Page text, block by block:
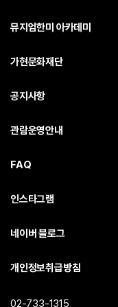
뮤지엄한미 아카데미
가현문화재단
공지사항
관람운영안내
FAQ
인스타그램
네이버 블로그
개인정보취급방침
02-733-1315